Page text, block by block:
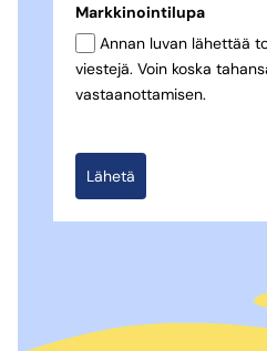
Markkinointilupa
Annan luvan lähettää
viestejä. Voin koska
vastaanottamisen.
Lähetä